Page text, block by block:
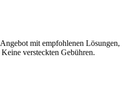
mit empfohlenen Lösungen,
versteckten Gebühren.